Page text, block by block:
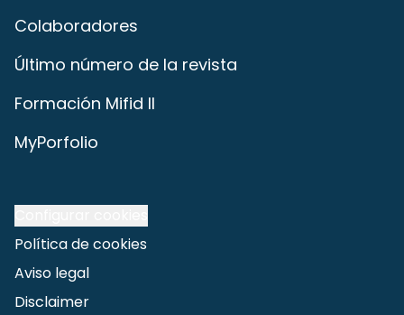
Colaboradores
Último número de la revista
Formación Mifid II
MyPorfolio
Política de cookies
Aviso legal
Disclaimer